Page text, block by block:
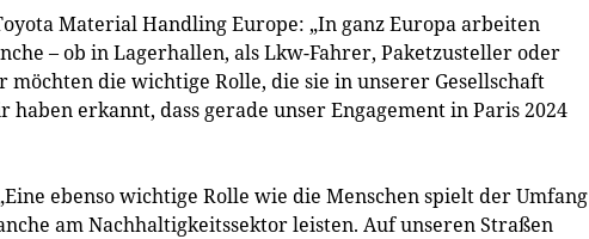
Material Handling Europe: „In ganz Europa arbeiten
– ob in Lagerhallen, als Lkw-Fahrer, Paketzusteller oder
die wichtige Rolle, die sie in unserer Gesellschaft
erkannt, dass gerade unser Engagement in Paris 2024
ebenso wichtige Rolle wie die Menschen spielt der Umfang
am Nachhaltigkeitssektor leisten. Auf unseren Straßen